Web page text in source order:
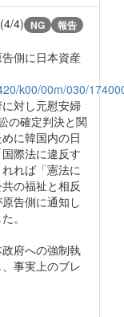
4) NG 報告
側に日本資産
k00/00m/030/
対し元慰安婦
の確定判決と関
に韓国内の日
際法に違反す
れば「憲法に
の福祉と相反
告側に通知し
。
府への強制執
事実上のブレ